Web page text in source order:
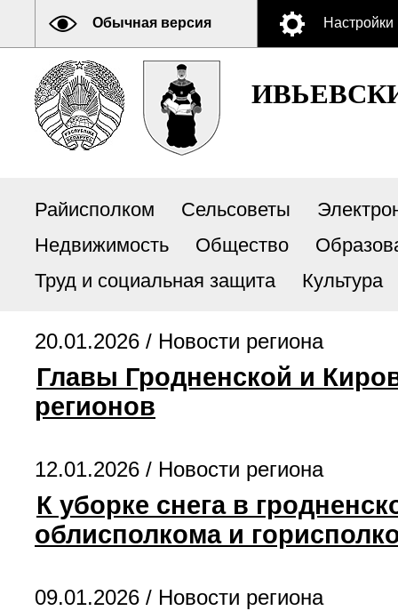
Обычная версия Настройки
Райисполком Сельсоветы
Недвижимость
Общество
Труд и социальная защита
Культура
20.01.2026 / Новости региона
Главы Гродненской и
регионов
12.01.2026 / Новости региона
К уборке снега в
облисполкома и
09.01.2026 / Новости региона